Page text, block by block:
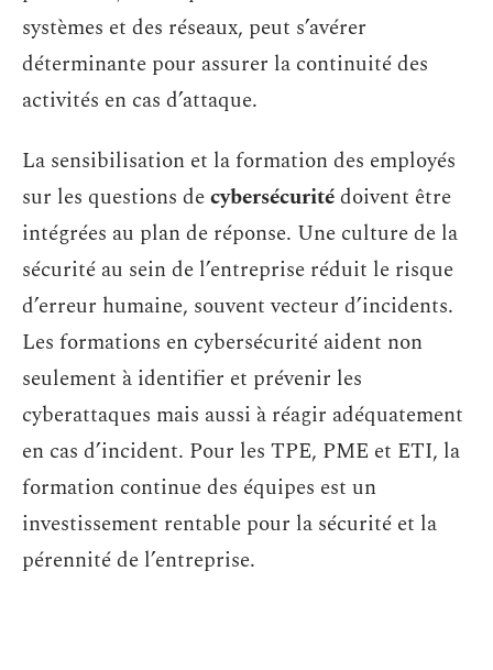
systèmes et des réseaux, peut s’avérer
déterminante pour assurer la continuité des
activités en cas d’attaque.
La sensibilisation et la formation des employés
sur les questions decybersécuritédoivent être
intégrées au plan de réponse. Une culture de la
sécurité au sein de l’entreprise réduit le risque
d’erreur humaine, souvent vecteur d’incidents.
Les formations en cybersécurité aident non
seulement à identifier et prévenir les
cyberattaques mais aussi à réagir adéquatement
en cas d’incident. Pour les TPE, PME et ETI, la
formation continue des équipes est un
investissement rentable pour la sécurité et la
pérennité de l’entreprise.